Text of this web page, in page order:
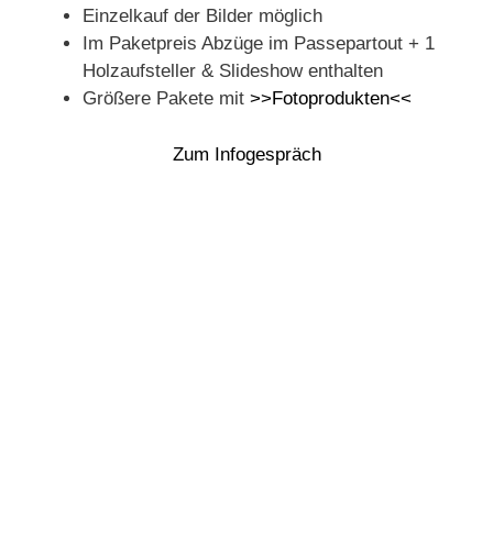
Einzelkauf der Bilder möglich
Im Paketpreis Abzüge im Passepartout + 1
Holzaufsteller & Slideshow enthalten
Größere Pakete mit >>Fotoprodukten<<
Zum Infogespräch